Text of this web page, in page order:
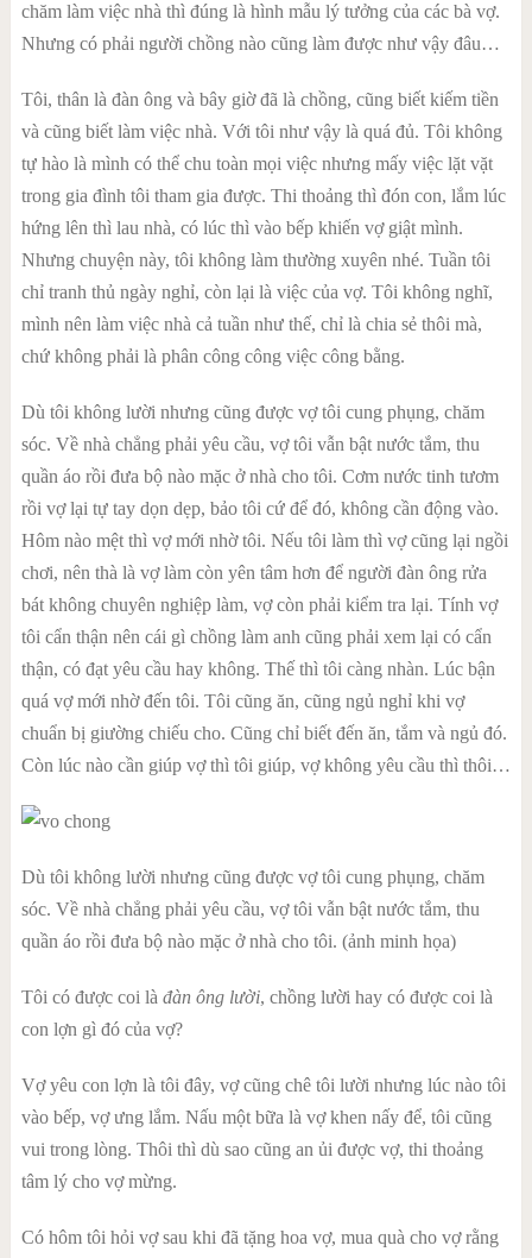
chăm làm việc nhà thì đúng là hình mẫu lý tưởng của các bà vợ.
Nhưng có phải người chồng nào cũng làm được như vậy đâu…
Tôi, thân là đàn ông và bây giờ đã là chồng, cũng biết kiếm tiền
và cũng biết làm việc nhà. Với tôi như vậy là quá đủ. Tôi không
tự hào là mình có thể chu toàn mọi việc nhưng mấy việc lặt vặt
trong gia đình tôi tham gia được. Thi thoảng thì đón con, lắm lúc
hứng lên thì lau nhà, có lúc thì vào bếp khiến vợ giật mình.
Nhưng chuyện này, tôi không làm thường xuyên nhé. Tuần tôi
chỉ tranh thủ ngày nghỉ, còn lại là việc của vợ. Tôi không nghĩ,
mình nên làm việc nhà cả tuần như thế, chỉ là chia sẻ thôi mà,
chứ không phải là phân công công việc công bằng.
Dù tôi không lười nhưng cũng được vợ tôi cung phụng, chăm
sóc. Về nhà chẳng phải yêu cầu, vợ tôi vẫn bật nước tắm, thu
quần áo rồi đưa bộ nào mặc ở nhà cho tôi. Cơm nước tinh tươm
rồi vợ lại tự tay dọn dẹp, bảo tôi cứ để đó, không cần động vào.
Hôm nào mệt thì vợ mới nhờ tôi. Nếu tôi làm thì vợ cũng lại ngồi
chơi, nên thà là vợ làm còn yên tâm hơn để người đàn ông rửa
bát không chuyên nghiệp làm, vợ còn phải kiểm tra lại. Tính vợ
tôi cẩn thận nên cái gì chồng làm anh cũng phải xem lại có cẩn
thận, có đạt yêu cầu hay không. Thế thì tôi càng nhàn. Lúc bận
quá vợ mới nhờ đến tôi. Tôi cũng ăn, cũng ngủ nghỉ khi vợ
chuẩn bị giường chiếu cho. Cũng chỉ biết đến ăn, tắm và ngủ đó.
Còn lúc nào cần giúp vợ thì tôi giúp, vợ không yêu cầu thì thôi…
Dù tôi không lười nhưng cũng được vợ tôi cung phụng, chăm
sóc. Về nhà chẳng phải yêu cầu, vợ tôi vẫn bật nước tắm, thu
quần áo rồi đưa bộ nào mặc ở nhà cho tôi. (ảnh minh họa)
Tôi có được coi là đàn ông lười, chồng lười hay có được coi là
con lợn gì đó của vợ?
Vợ yêu con lợn là tôi đây, vợ cũng chê tôi lười nhưng lúc nào tôi
vào bếp, vợ ưng lắm. Nấu một bữa là vợ khen nấy để, tôi cũng
vui trong lòng. Thôi thì dù sao cũng an ủi được vợ, thi thoảng
tâm lý cho vợ mừng.
Có hôm tôi hỏi vợ sau khi đã tặng hoa vợ, mua quà cho vợ rằng